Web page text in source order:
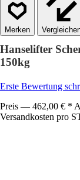
Hanselifter
150kg
Erste Bewertung
Preis — 462,00 € *
Versandkosten pro